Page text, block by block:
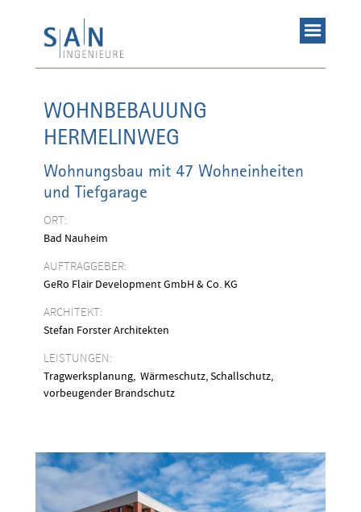
WOHNBEBAUUNG
HERMELINWEG
Wohnungsbau mit 47 Wohneinheiten
und Tiefgarage
ORT:
Bad Nauheim
AUFTRAGGEBER:
GeRo Flair Development GmbH & Co. KG
ARCHITEKT:
Stefan Forster Architekten
LEISTUNGEN:
Tragwerksplanung, Wärmeschutz, Schallschutz,
vorbeugender Brandschutz